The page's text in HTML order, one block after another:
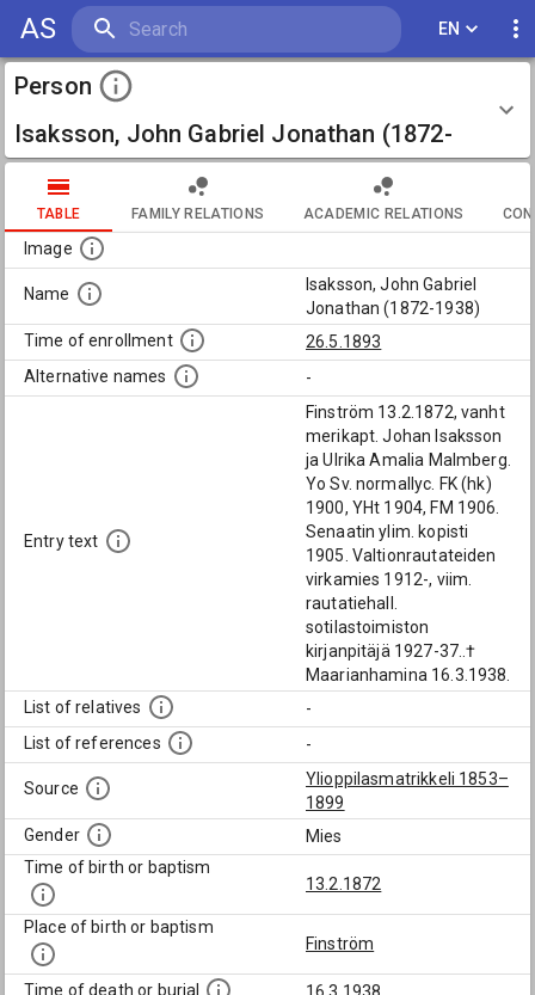
AS EN
Person
Isaksson, John Gabriel Jonathan (1872-
1938)
TABLE FAMILY RELATIONS ACADEMIC RELATIONS
Image
Name
Isaksson, John Gabriel
Jonathan (1872-1938)
Time of enrollment
26.5.1893
Alternative names
-
Entry text
Finström 13.2.1872, vanht
merikapt. Johan Isaksson
ja Ulrika Amalia Malmberg.
Yo Sv. normallyc. FK (hk)
1900, YHt 1904, FM 1906.
Senaatin ylim. kopisti
1905. Valtionrautateiden
virkamies 1912-, viim.
rautatiehall.
sotilastoimiston
kirjanpitäjä 1927-37..†
Maarianhamina 16.3.1938.
List of relatives
-
List of references
-
Source
Ylioppilasmatrikkeli 1853–
1899
Gender
Mies
Time of birth or baptism
13.2.1872
Place of birth or baptism
Finström
Time of death or burial